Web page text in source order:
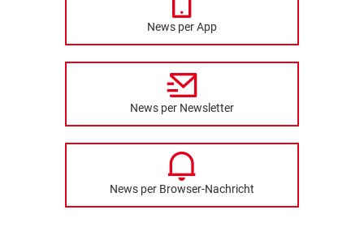
News per App
News per Newsletter
News per Browser-Nachricht